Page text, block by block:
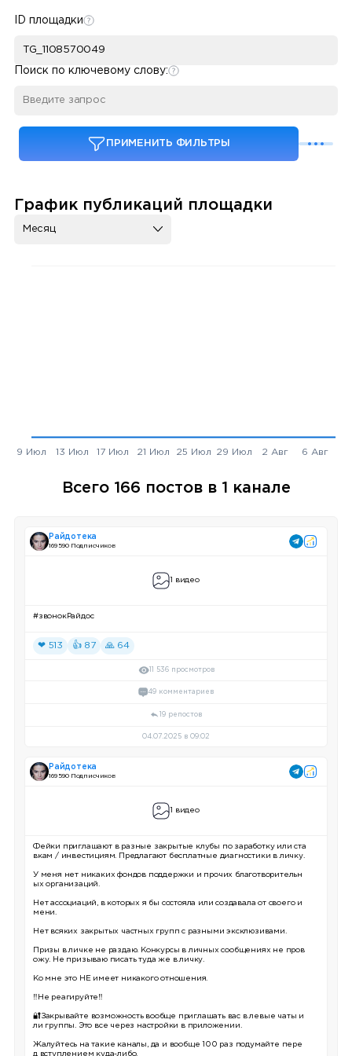
ID площадки
Поиск по ключевому слову:
ПРИМЕНИТЬ ФИЛЬТРЫ
График публикаций площадки
Месяц
Всего 166 постов в 1 канале
Райдотека
169 590 Подписчиков
1 видео
#звонокРайдос
❤ 513 👍 87 🙏 64
11 536 просмотров
49 комментариев
19 репостов
04.07.2025 в 09:02
Райдотека
169 590 Подписчиков
1 видео
Фейки приглашают в разные закрытые клубы по заработку или ста
вкам / инвестициям. Предлагают бесплатные диагностики в личку.
У меня нет никаких фондов поддержки и прочих благотворительн
ых организаций.
Нет ассоциаций, в которых я бы состояла или создавала от своего и
мени.
Нет всяких закрытых частных групп с разными эксклюзивами.
Призы в личке не раздаю. Конкурсы в личных сообщениях не пров
ожу. Не призываю писать туда же в личку.
Ко мне это НЕ имеет никакого отношения.
‼️Не реагируйте‼️
🔐Закрывайте возможность вообще приглашать вас в левые чаты и
ли группы. Это все через настройки в приложении.
Жалуйтесь на такие каналы, да и вообще 100 раз подумайте пере
д вступлением куда-либо.